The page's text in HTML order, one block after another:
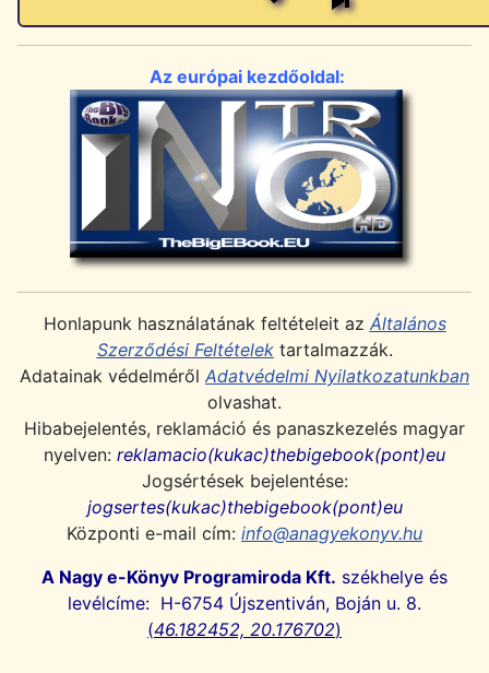
Az európai kezdőoldal:
Honlapunk használatának feltételeit az Általános
Szerződési Feltételektartalmazzák.
Adatainak védelméről Adatvédelmi Nyilatkozatunkban
olvashat.
Hibabejelentés, reklamáció és panaszkezelés magyar
nyelven: reklamacio(kukac)thebigebook(pont)eu
Jogsértések bejelentése:
jogsertes(kukac)thebigebook(pont)eu
Központi e-mail cím: info@anagyekonyv.hu
A Nagy e-Könyv Programiroda Kft. székhelye és
levélcíme: H-6754 Újszentiván, Boján u. 8.
(46.182452, 20.176702)